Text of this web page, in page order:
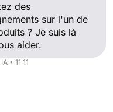
des
sur l'un de
? Je suis là
aider.
• 11:11